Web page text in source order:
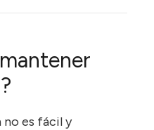
es fácil y